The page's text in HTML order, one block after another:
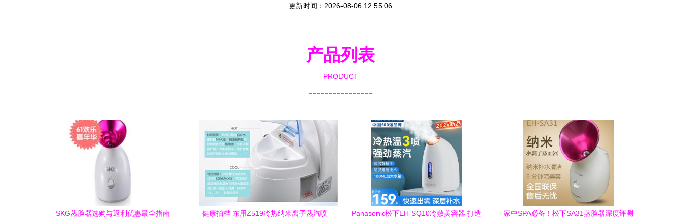
更新时间：2026-08-06 12:55:06
产品列表
PRODUCT
----------------
SKG蒸脸器选购与返利优惠最全指南
健康拍档 东用Z519冷热纳米离子蒸汽喷
Panasonic松下EH-SQ10冷敷美容器 打造
家中SPA必备！松下SA31蒸脸器深度评测